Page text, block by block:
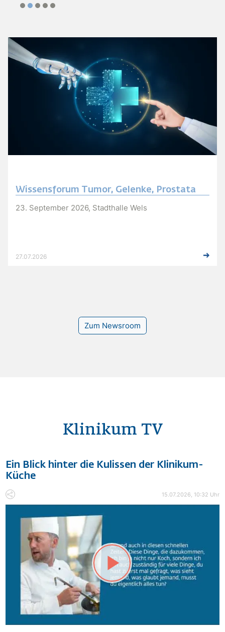
Wissensforum Tumor, Gelenke, Prostata
23. September 2026, Stadthalle Wels
27.07.2026
Zum Newsroom
Klinikum TV
Ein Blick hinter die Kulissen der Klinikum-
Küche
15.07.2026, 10:32 Uhr